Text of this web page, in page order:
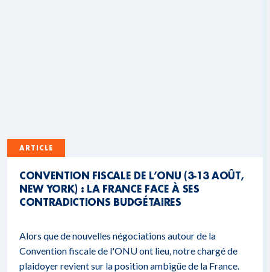
ARTICLE
CONVENTION FISCALE DE L’ONU (3-13 AOÛT,
NEW YORK) : LA FRANCE FACE À SES
CONTRADICTIONS BUDGÉTAIRES
Alors que de nouvelles négociations autour de la
Convention fiscale de l'ONU ont lieu, notre chargé de
plaidoyer revient sur la position ambigüe de la France.